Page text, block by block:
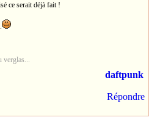
ce serait déjà fait !
verglas...
daftpunk
Répondre